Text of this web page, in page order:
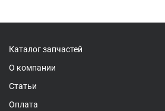
Каталог запчастей
О компании
Статьи
Оплата